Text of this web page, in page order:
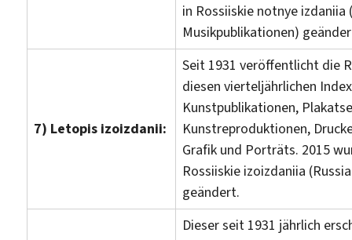
in Rossiiskie notnye izdaniia
Musikpublikationen)
7) Letopis izoizdanii:
Seit 1931 veröffentlicht die
diesen vierteljährlichen
Kunstpublikationen,
Kunstreproduktionen,
Grafik und Porträts. 2015
Rossiiskie izoizdaniia
geändert.
Dieser seit 1931 jährlich